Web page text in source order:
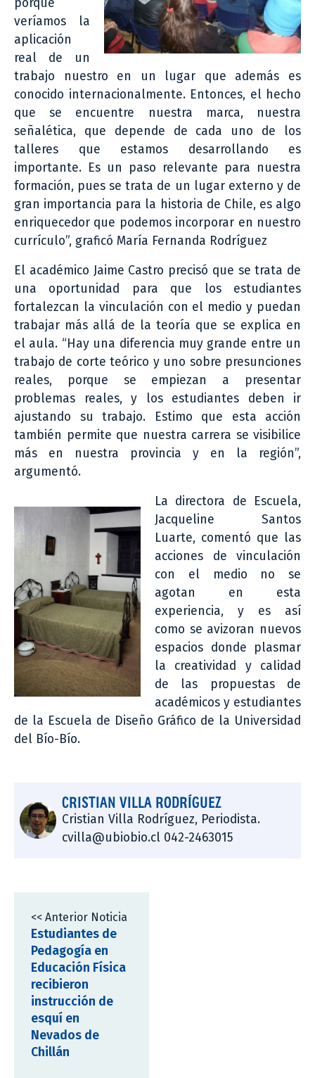
porque
veríamos la
aplicación
real de un
trabajo nuestro en un lugar que además es
conocido internacionalmente. Entonces, el hecho
que se encuentre nuestra marca, nuestra
señalética, que depende de cada uno de los
talleres que estamos desarrollando es
importante. Es un paso relevante para nuestra
formación, pues se trata de un lugar externo y de
gran importancia para la historia de Chile, es algo
enriquecedor que podemos incorporar en nuestro
currículo”, graficó María Fernanda Rodríguez
El académico Jaime Castro precisó que se trata de
una oportunidad para que los estudiantes
fortalezcan la vinculación con el medio y puedan
trabajar más allá de la teoría que se explica en
el aula. “Hay una diferencia muy grande entre un
trabajo de corte teórico y uno sobre presunciones
reales, porque se empiezan a presentar
problemas reales, y los estudiantes deben ir
ajustando su trabajo. Estimo que esta acción
también permite que nuestra carrera se visibilice
más en nuestra provincia y en la región”,
argumentó.
La directora de Escuela,
Jacqueline Santos
Luarte, comentó que las
acciones de vinculación
con el medio no se
agotan en esta
experiencia, y es así
como se avizoran nuevos
espacios donde plasmar
la creatividad y calidad
de las propuestas de
académicos y estudiantes
de la Escuela de Diseño Gráfico de la Universidad
del Bío-Bío.
CRISTIAN VILLA RODRÍGUEZ
Cristian Villa Rodríguez, Periodista.
cvilla@ubiobio.cl 042-2463015
<< Anterior Noticia
Estudiantes de
Pedagogía en
Educación Física
recibieron
instrucción de
esquí en
Nevados de
Chillán